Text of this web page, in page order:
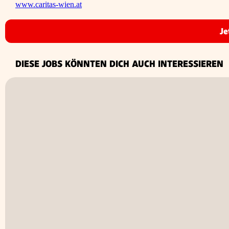
www.caritas-wien.at
DIESE JOBS KÖNNTEN DICH AUCH INTERESSIEREN